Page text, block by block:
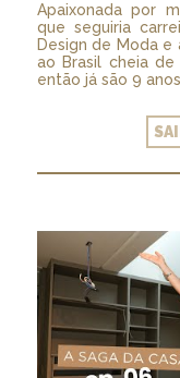
Apaixonada por
que seguiria
Design de Moda
ao Brasil cheia
então já são 9